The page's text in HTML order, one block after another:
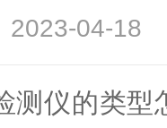
2023-04-
测仪的类型